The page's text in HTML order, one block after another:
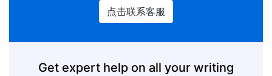
点击联系客服
Get expert help on all your writing